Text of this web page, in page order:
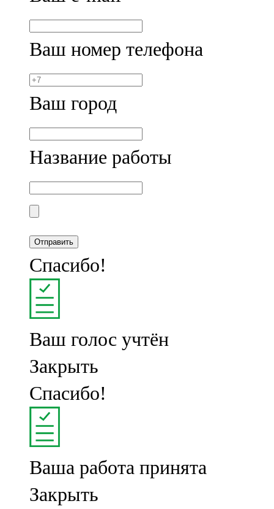
Ваш номер телефона
Ваш город
Название работы
Спасибо!
Ваш голос учтён
Закрыть
Спасибо!
Ваша работа принята
Закрыть